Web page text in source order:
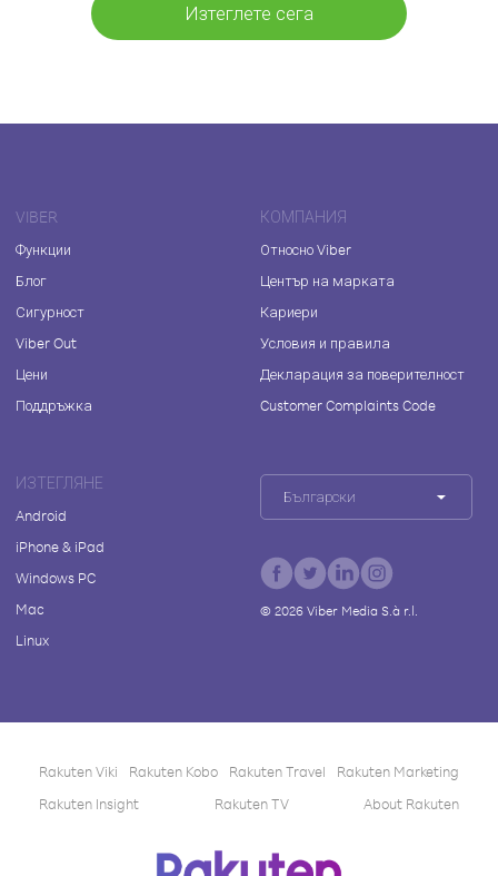
Изтеглете сега
VIBER
Функции
Блог
Сигурност
Viber Out
Цени
Поддръжка
КОМПАНИЯ
Относно Viber
Център на марката
Кариери
Условия и правила
Декларация за поверителност
Customer Complaints Code
ИЗТЕГЛЯНЕ
Android
iPhone & iPad
Windows PC
Mac
Linux
Български
© 2026Viber Media S.à r.l.
Rakuten Viki Rakuten Kobo Rakuten Travel
Rakuten Marketing
Rakuten Insight
Rakuten TV About Rakuten